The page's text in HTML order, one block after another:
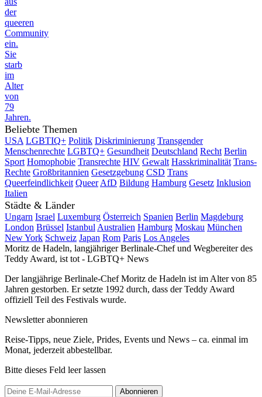
der
queeren
Community
ein.
Sie
starb
im
Alter
von
79
Jahren.
Beliebte Themen
USA LGBTIQ+ Politik Diskriminierung Transgender
Menschenrechte LGBTQ+ Gesundheit Deutschland Recht Berlin
Sport Homophobie Transrechte HIV Gewalt Hasskriminalität Trans-
Rechte Großbritannien Gesetzgebung CSD Trans
Queerfeindlichkeit Queer AfD Bildung Hamburg Gesetz Inklusion
Italien
Städte & Länder
Ungarn Israel Luxemburg Österreich Spanien Berlin Magdeburg
London Brüssel Istanbul Australien Hamburg Moskau München
New York Schweiz Japan Rom Paris Los Angeles
Moritz de Hadeln, langjähriger Berlinale-Chef und Wegbereiter des
Teddy Award, ist tot - LGBTQ+ News
Der langjährige Berlinale-Chef Moritz de Hadeln ist im Alter von 85
Jahren gestorben. Er setzte 1992 durch, dass der Teddy Award
offiziell Teil des Festivals wurde.
Newsletter abonnieren
Reise-Tipps, neue Ziele, Prides, Events und News – ca. einmal im
Monat, jederzeit abbestellbar.
Bitte dieses Feld leer lassen
Abonnieren